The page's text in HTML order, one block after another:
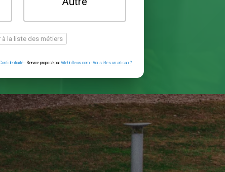
Une prise renforcée
(type greenup)
Je ne sais pas
Retour à la liste des métiers
Confidentialité - Service proposé par ViteUnDevis.com-